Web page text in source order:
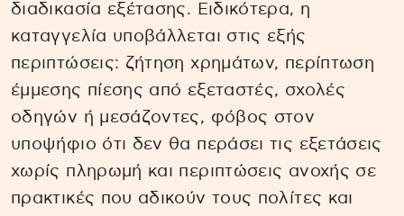
διαδικασία εξέτασης. Ειδικότερα, η
καταγγελία υποβάλλεται στις εξής
περιπτώσεις: ζήτηση χρημάτων, περίπτωση
έμμεσης πίεσης από εξεταστές, σχολές
οδηγών ή μεσάζοντες, φόβος στον
υποψήφιο ότι δεν θα περάσει τις εξετάσεις
χωρίς πληρωμή και περιπτώσεις ανοχής σε
πρακτικές που αδικούν τους πολίτες και